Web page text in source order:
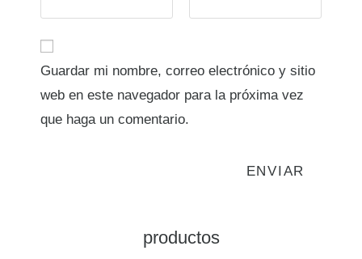
Guardar mi nombre, correo electrónico y sitio
web en este navegador para la próxima vez
que haga un comentario.
productos